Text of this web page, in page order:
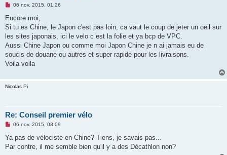
M
s
a
g
n
o
l
06 nov. 2015, 01:26
Encore moi,
Si tu es Chine, le Japon c'est pas loin, ca vaut le coup de jeter un oeil sur
les sites japonais, ici le velo c est la folie et ya bcp de VPC.
Aussi Chine Japon ou comme moi Japon Chine je n ai jamais eu de
soucis de douane ou autres et super rapide pour les livraisons.
Voila voila
Nicolas Pi
Re: Conseil premier vélo
M
s
a
06 nov. 2015, 08:09
Ya pas de vélociste en Chine? Tiens, je savais pas...
Par contre, il me semble bien qu'il y a des Décathlon non?